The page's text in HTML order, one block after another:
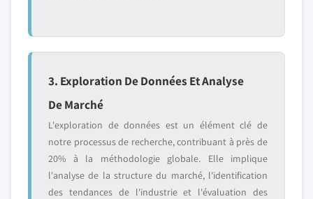
3. Exploration De Données Et Analyse
De Marché
L'exploration de données est un élément clé de
notre processus de recherche, contribuant à près de
20% à la méthodologie globale. Elle implique
l'analyse de la structure du marché, l'identification
des tendances de l'industrie et l'évaluation des